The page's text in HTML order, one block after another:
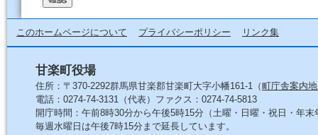
このホームページについて プライバシーポリシー リンク集
甘楽町役場
住所：〒370-2292群馬県甘楽郡甘楽町大字小幡161-1（町庁舎案内
電話：0274-74-3131（代表）ファクス：0274-74-5813
開庁時間：午前8時30分から午後5時15分（土曜・日曜・祝日・年末
毎週水曜日は午後7時15分まで延長しています。